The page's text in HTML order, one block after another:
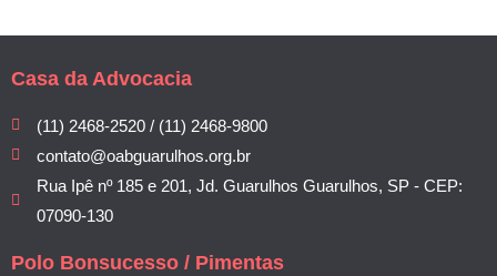
Casa da Advocacia
(11) 2468-2520 / (11) 2468-9800
contato@oabguarulhos.org.br
Rua Ipê nº 185 e 201, Jd. Guarulhos Guarulhos, SP - CEP:
07090-130
Polo Bonsucesso / Pimentas